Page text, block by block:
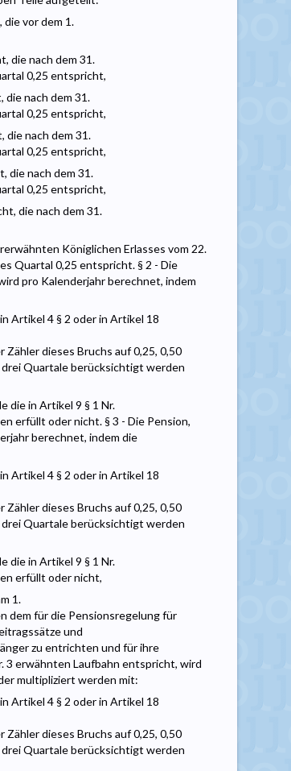
vor dem 1.
die nach dem 31.
0,25 entspricht,
nach dem 31.
0,25 entspricht,
die nach dem 31.
0,25 entspricht,
die nach dem 31.
0,25 entspricht,
die nach dem 31.
Königlichen Erlasses vom 22.
Quartal 0,25 entspricht. § 2 - Die
pro Kalenderjahr berechnet, indem
Artikel 4 § 2 oder in Artikel 18
dieses Bruchs auf 0,25, 0,50
Quartale berücksichtigt werden
die in Artikel 9 § 1 Nr.
erfüllt oder nicht. § 3 - Die Pension,
berechnet, indem die
Artikel 4 § 2 oder in Artikel 18
dieses Bruchs auf 0,25, 0,50
Quartale berücksichtigt werden
die in Artikel 9 § 1 Nr.
erfüllt oder nicht,
1.
dem für die Pensionsregelung für
und
zu entrichten und für ihre
3 erwähnten Laufbahn entspricht, wird
multipliziert werden mit:
Artikel 4 § 2 oder in Artikel 18
dieses Bruchs auf 0,25, 0,50
Quartale berücksichtigt werden